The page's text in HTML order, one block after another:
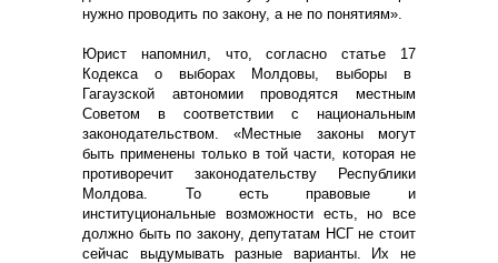
нужно проводить по закону, а не по понятиям».
Юрист напомнил, что, согласно статье 17
Кодекса о выборах Молдовы, выборы в
Гагаузской автономии проводятся местным
Советом в соответствии с национальным
законодательством. «Местные законы могут
быть применены только в той части, которая не
противоречит законодательству Республики
Молдова. То есть правовые и
институциональные возможности есть, но все
должно быть по закону, депутатам НСГ не стоит
сейчас выдумывать разные варианты. Их не